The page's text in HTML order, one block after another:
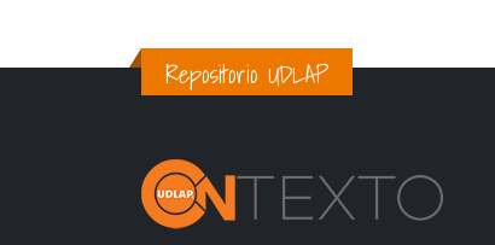
Repositorio UDLAP